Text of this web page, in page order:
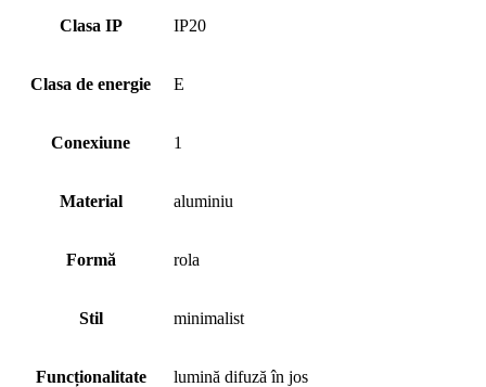
Clasa IP IP20
Clasa de energie E
Conexiune 1
Material aluminiu
Formă rola
Stil minimalist
Funcționalitate lumină difuză în jos